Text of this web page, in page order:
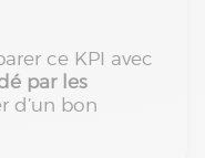
ce KPI avec
par les
d’un bon